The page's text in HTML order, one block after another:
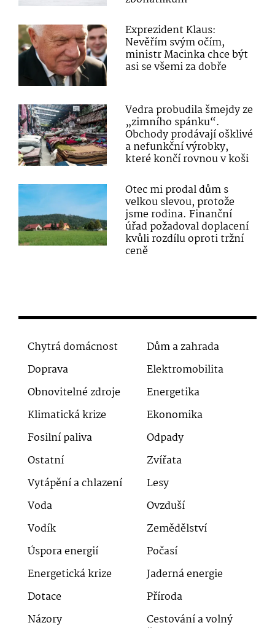
Exprezident Klaus:
Nevěřím svým očím,
ministr Macinka chce být
asi se všemi za dobře
Vedra probudila šmejdy ze
„zimního spánku“.
Obchody prodávají ošklivé
a nefunkční výrobky,
které končí rovnou v koši
Otec mi prodal dům s
velkou slevou, protože
jsme rodina. Finanční
úřad požadoval doplacení
kvůli rozdílu oproti tržní
ceně
Chytrá domácnost
Dům a zahrada
Doprava
Elektromobilita
Obnovitelné zdroje
Energetika
Klimatická krize
Ekonomika
Fosilní paliva
Odpady
Ostatní
Zvířata
Vytápění a chlazení
Lesy
Voda
Ovzduší
Vodík
Zemědělství
Úspora energií
Počasí
Energetická krize
Jaderná energie
Dotace
Příroda
Názory
Cestování a volný